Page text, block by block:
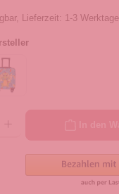
Lieferzeit: 1-3 Werktage